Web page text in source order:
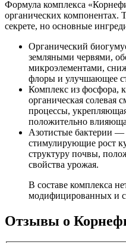
Формула комплекса
органических компонентах.
секрете, но основные
Органический
земляными червями,
микроэлементами,
флоры и улучшающее
Комплекс из фосфора,
органическая солевая
процессы,
положительно
Азотистые бактерии
стимулирующие рост
структуру почвы,
свойства урожая.
В составе комплекса
модифицированных и
Отзывы о